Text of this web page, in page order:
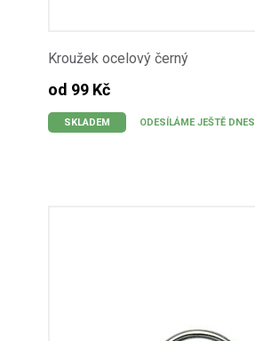
Kroužek ocelový černý
od 99 Kč
SKLADEM ODESÍLÁME JEŠTĚ DNES